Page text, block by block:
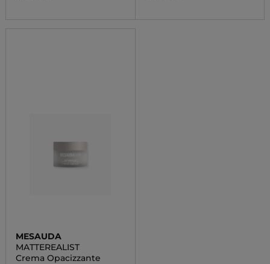
MESAUDA
MATTEREALIST
Crema Opacizzante